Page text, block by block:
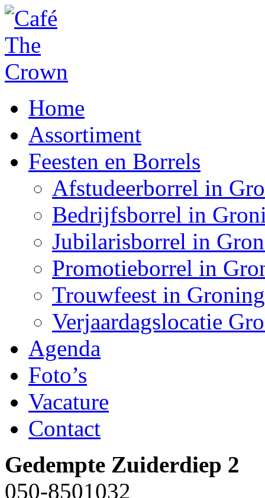
Home
Assortiment
Feesten en Borrels
Afstudeerborrel in
Bedrijfsborrel in
Jubilarisborrel in
Promotieborrel in
Trouwfeest in
Verjaardagslocatie
Agenda
Foto’s
Vacature
Contact
Gedempte Zuiderdiep 2
050-8501032